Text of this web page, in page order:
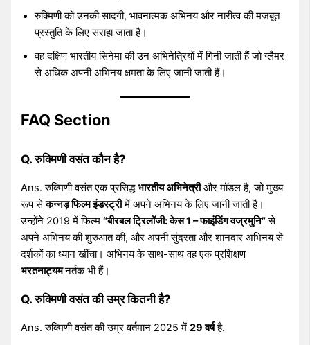
रुक्मिणी को उनकी सादगी, भावनात्मक अभिनय और नारीत्व की मजबूत
प्रस्तुति के लिए सराहा जाता है।
वह दक्षिण भारतीय सिनेमा की उन अभिनेत्रियों में गिनी जाती हैं जो ग्लैमर
से अधिक अपनी अभिनय क्षमता के लिए जानी जाती हैं।
FAQ Section
Q. रुक्मिणी वसंत कौन है?
Ans. रुक्मिणी वसंत एक प्रसिद्धभारतीय अभिनेत्रीऔर मॉडल है, जो मुख्य
रूप सेकन्नड़ फिल्म इंडस्ट्रीमें अपने अभिनय के लिए जानी जाती हैं।
उन्होंने 2019 में फिल्म“बीरबल ट्रिलॉजी: केस 1 – फाइंडिंग वज्रमुनि”से
अपने अभिनय की शुरुआत की, और अपनी सुंदरता और शानदार अभिनय से
दर्शकों का ध्यान खींचा। अभिनय के साथ-साथ वह एक प्रशिक्षण
भरतनाट्यमनर्तक भी हैं।
Q. रुक्मिणी वसंत की उम्र कितनी है?
Ans. रुक्मिणी वसंत की उम्र वर्तमान 2025 में29 वर्षहै.